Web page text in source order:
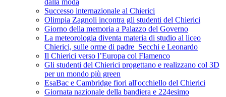
dalla moda
Successo internazionale al Chierici
Olimpia Zagnoli incontra gli studenti del Chierici
Giorno della memoria a Palazzo del Governo
La meteorologia diventa materia di studio al liceo
Chierici, sulle orme di padre Secchi e Leonardo
Il Chierici verso l’Europa col Flamenco
Gli studenti del Chierici progettano e realizzano col 3D
per un mondo più green
EsaBac e Cambridge fiori all'occhiello del Chierici
Giornata nazionale della bandiera e 224esimo